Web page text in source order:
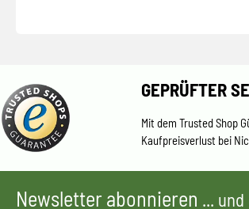
GEPRÜFTER
Mit dem Trusted Shop
Kaufpreisverlust bei
Newsletter abonnieren ...